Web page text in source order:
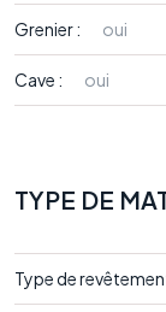
Grenier : oui
Cave : oui
TYPE DE
Type de